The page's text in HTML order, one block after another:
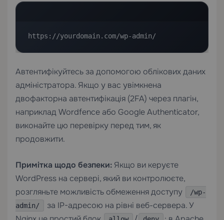
https://yourdomain.com/wp-admin/
Автентифікуйтесь за допомогою облікових даних
адміністратора. Якщо у вас увімкнена
двофакторна автентифікація (2FA) через плагін,
наприклад Wordfence або Google Authenticator,
виконайте цю перевірку перед тим, як
продовжити.
Примітка щодо безпеки: Якщо ви керуєте
WordPress на сервері, який ви контролюєте,
розгляньте можливість обмеження доступу
/wp-
admin/
за IP-адресою на рівні веб-сервера. У